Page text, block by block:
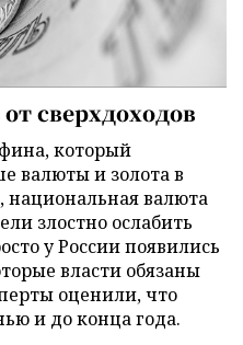
сверхдоходов
который
валюты и золота в
национальная валюта
злостно ослабить
у России появились
власти обязаны
оценили, что
и до конца года.